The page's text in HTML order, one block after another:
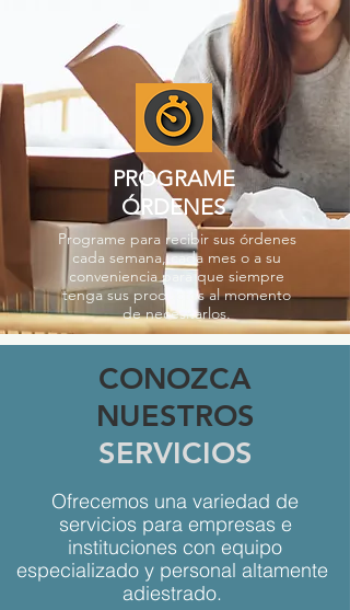
PROGRAME
ÓRDENES
Programe para recibir sus órdenes
cada semana, cada mes o a su
conveniencia para que siempre
tenga sus productos al momento
de necesitarlos.
CONOZCA
NUESTROS
SERVICIOS
Ofrecemos una variedad de
servicios para empresas e
instituciones con equipo
especializado y personal altamente
adiestrado.